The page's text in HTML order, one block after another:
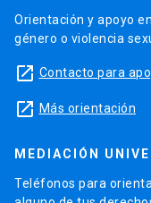
Orientación y apoyo
género o violencia
launch Contacto para
launch Más orientación
MEDIACIÓN
Teléfonos para